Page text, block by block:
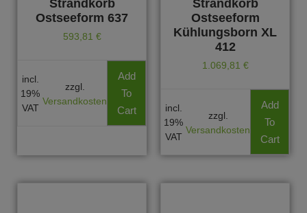
Strandkorb
Ostseeform 637
593,81 €
incl.
19%
VAT
zzgl.
Versandkosten
Add
To
Cart
Strandkorb
Ostseeform
Kühlungsborn XL
412
1.069,81 €
incl.
19%
VAT
zzgl.
Versandkosten
Add
To
Cart